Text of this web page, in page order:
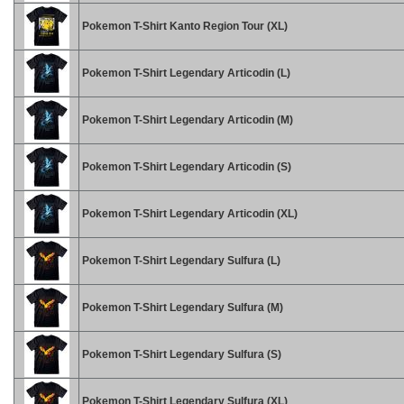
Pokemon T-Shirt Kanto Region Tour (XL)
Pokemon T-Shirt Legendary Articodin (L)
Pokemon T-Shirt Legendary Articodin (M)
Pokemon T-Shirt Legendary Articodin (S)
Pokemon T-Shirt Legendary Articodin (XL)
Pokemon T-Shirt Legendary Sulfura (L)
Pokemon T-Shirt Legendary Sulfura (M)
Pokemon T-Shirt Legendary Sulfura (S)
Pokemon T-Shirt Legendary Sulfura (XL)